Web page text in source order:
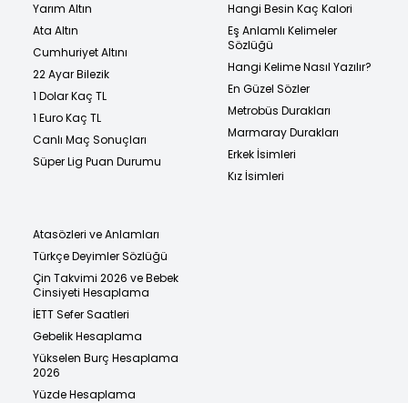
Yarım Altın
Ata Altın
Cumhuriyet Altını
22 Ayar Bilezik
1 Dolar Kaç TL
1 Euro Kaç TL
Canlı Maç Sonuçları
Süper Lig Puan Durumu
Hangi Besin Kaç Kalori
Eş Anlamlı Kelimeler
Sözlüğü
Hangi Kelime Nasıl Yazılır?
En Güzel Sözler
Metrobüs Durakları
Marmaray Durakları
Erkek İsimleri
Kız İsimleri
Atasözleri ve Anlamları
Türkçe Deyimler Sözlüğü
Çin Takvimi 2026 ve Bebek
Cinsiyeti Hesaplama
İETT Sefer Saatleri
Gebelik Hesaplama
Yükselen Burç Hesaplama
2026
Yüzde Hesaplama